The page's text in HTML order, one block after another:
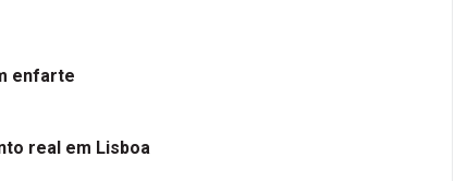
enfarte
real em Lisboa